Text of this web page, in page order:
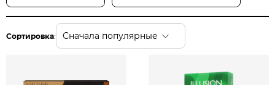
Сортировка: Сначала популярные